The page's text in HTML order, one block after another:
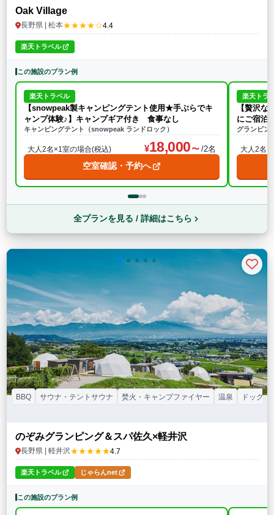
Oak Village
長野県 | 松本★★★★☆4.4
楽天トラベル
この施設のプラン例
楽天トラベル
【snowpeak製キャンピングテント使用★手ぶらでキ
ャンプ体験♪】キャンプギア付き 食事なし
キャンピングテント（snowpeak ランドロック）
大人2名×1室の場合(税込) 18,000 /2名
空室確認・予約へ
楽天トラ
【贅沢
にご宿
グランピン
大人2名
全プランを見る / 詳細はこちら
のぞみグランピング＆スパ佐久×軽井沢
長野県 | 軽井沢★★★★★4.7
BBQ サウナ・テントサウナ 焚火・キャンプファイヤー 温泉 ドッグラ
楽天トラベル じゃらんnet
この施設のプラン例